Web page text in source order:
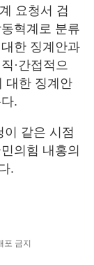
요청서 검
혁계로 분류
한 징계안과
·간접적으
대한 징계안
.
이 같은 시점
의힘 내홍의
.
포 금지